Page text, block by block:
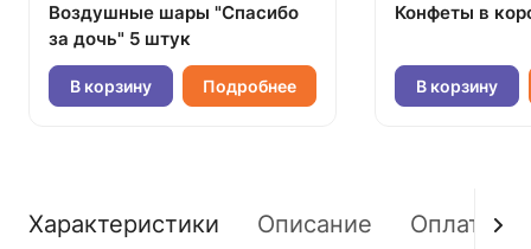
Воздушные шары "Спасибо
за дочь" 5 штук
В корзину Подробнее
Конфеты в
В корзину
Характеристики Описание Оплата